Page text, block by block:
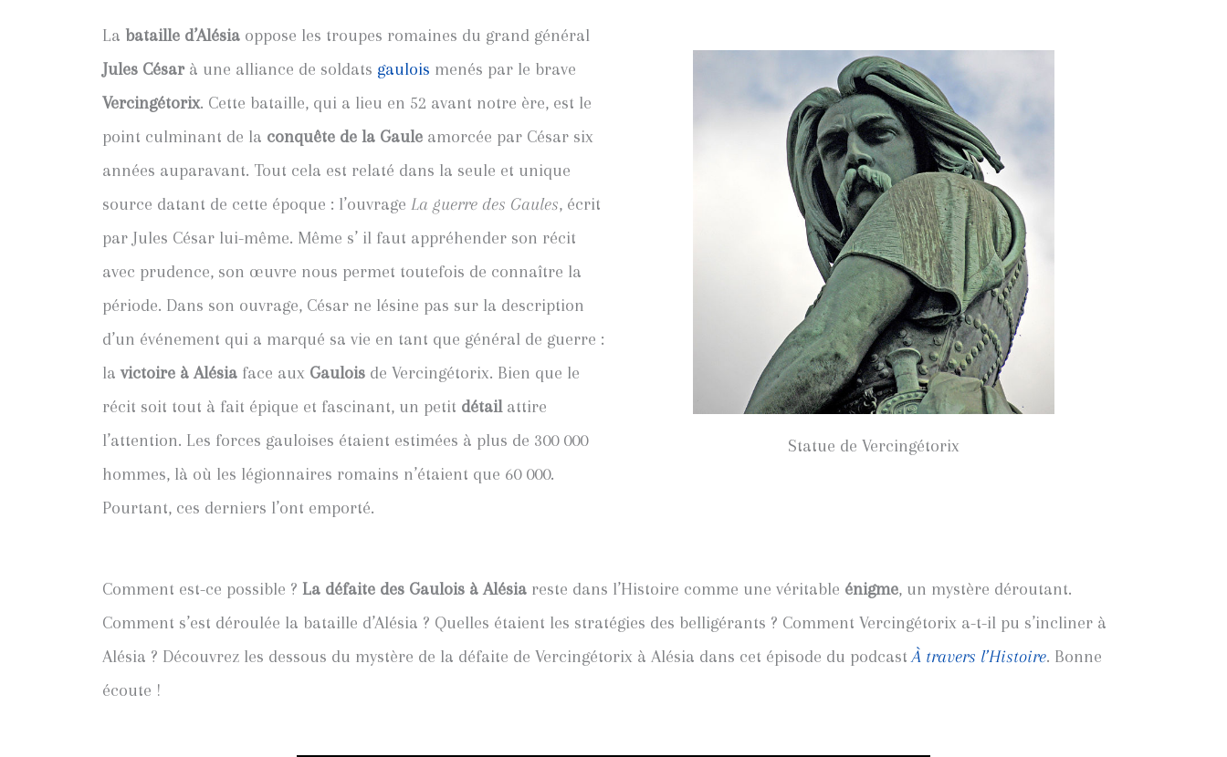
La bataille d’Alésia oppose les troupes romaines du grand général
Jules Césarà une alliance de soldats gaulois menés par le brave
Vercingétorix. Cette bataille, qui a lieu en 52 avant notre ère, est le
point culminant de la conquête de la Gaule amorcée par César six
années auparavant. Tout cela est relaté dans la seule et unique
source datant de cette époque : l’ouvrage La guerre des Gaules, écrit
par Jules César lui-même. Même s’ il faut appréhender son récit
avec prudence, son œuvre nous permet toutefois de connaître la
période. Dans son ouvrage, César ne lésine pas sur la description
d’un événement qui a marqué sa vie en tant que général de guerre :
la victoire à Alésia face aux Gaulois de Vercingétorix. Bien que le
récit soit tout à fait épique et fascinant, un petit détailattire
l’attention. Les forces gauloises étaient estimées à plus de 300 000
hommes, là où les légionnaires romains n’étaient que 60 000.
Pourtant, ces derniers l’ont emporté.
Statue de Vercingétorix
Comment est-ce possible ? La défaite des Gaulois à Alésia reste dans l’Histoire comme une véritable énigme, un mystère déroutant.
Comment s’est déroulée la bataille d’Alésia ? Quelles étaient les stratégies des belligérants ? Comment Vercingétorix a-t-il pu s’incliner à
Alésia ? Découvrez les dessous du mystère de la défaite de Vercingétorix à Alésia dans cet épisode du podcastÀ travers l’Histoire. Bonne
écoute !